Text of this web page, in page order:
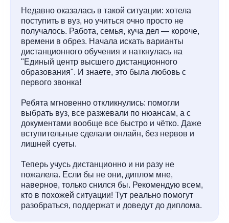
Недавно оказалась в такой ситуации: хотела
поступить в вуз, но учиться очно просто не
получалось. Работа, семья, куча дел — короче,
времени в обрез. Начала искать варианты
дистанционного обучения и наткнулась на
"Единый центр высшего дистанционного
образования". И знаете, это была любовь с
первого звонка!
Ребята мгновенно откликнулись: помогли
выбрать вуз, все разжевали по нюансам, а с
документами вообще все быстро и чётко. Даже
вступительные сделали онлайн, без нервов и
лишней суеты.
Теперь учусь дистанционно и ни разу не
пожалела. Если бы не они, диплом мне,
наверное, только снился бы. Рекомендую всем,
кто в похожей ситуации! Тут реально помогут
разобраться, поддержат и доведут до диплома.